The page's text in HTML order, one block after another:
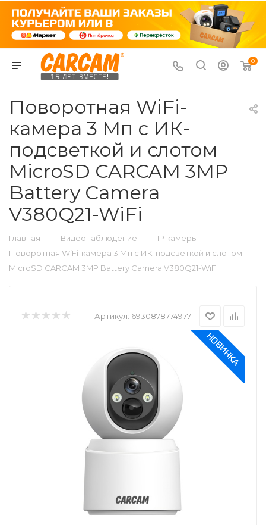
0
Поворотная WiFi-
камера 3 Мп с ИК-
подсветкой и слотом
MicroSD CARCAM 3MP
Battery Camera
V380Q21-WiFi
Главная — Видеонаблюдение — IP камеры —
Поворотная WiFi-камера 3 Мп с ИК-подсветкой и слотом
MicroSD CARCAM 3MP Battery Camera V380Q21-WiFi
Артикул: 6930878774977